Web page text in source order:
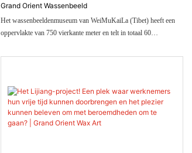
Grand Orient Wassenbeeld
Het wassenbeeldenmuseum van WeiMuKaiLa (Tibet) heeft een
oppervlakte van 750 vierkante meter en telt in totaal 60
wassenbeeldenmuseum geven een volledig beeld van de lokale